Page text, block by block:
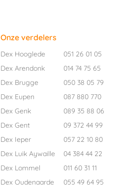
Onze verdelers
Dex Hooglede 051 26 01 05
Dex Arendonk
014 74 75 65
Dex Brugge
050 38 05 79
Dex Eupen
087 880 770
Dex Genk
089 35 88 06
Dex Gent
09 372 44 99
Dex Ieper
057 22 10 80
Dex Luik Aywaille
04 384 44 22
Dex Lommel
011 60 31 11
Dex Oudenaarde
055 49 64 95